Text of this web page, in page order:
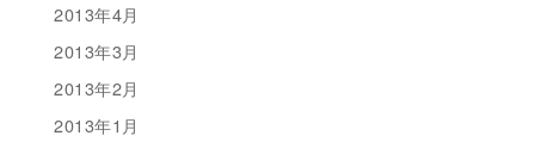
2013年4月
2013年3月
2013年2月
2013年1月